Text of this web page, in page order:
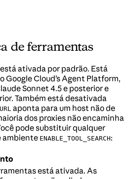
de ferramentas
ativada por padrão. Está
Google Cloud’s Agent Platform,
Sonnet 4.5 e posterior e
Também está desativada
aponta para um host não de
dos proxies não encaminha
pode substituir qualquer
ambiente ENABLE_TOOL_SEARCH:
está ativada. As